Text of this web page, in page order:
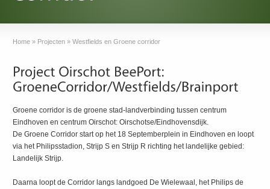
Home » Projecten » Westfields en Groene corridor
Groene corridor is de groene stad-landverbinding tussen centrum
Eindhoven en centrum Oirschot: Oirschotse/Eindhovensdijk.
De Groene Corridor start op het 18 Septemberplein in Eindhoven en loopt
via het Philipsstadion, Strijp S en Strijp R richting het landelijke gebied:
Landelijk Strijp.
Daarna loopt de Corridor langs landgoed De Wielewaal, het Philips de